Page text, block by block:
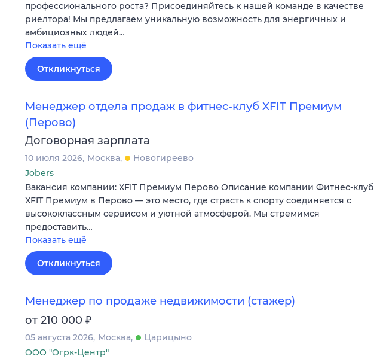
профессионального роста? Присоединяйтесь к нашей команде в качестве
риелтора! Мы предлагаем уникальную возможность для энергичных и
амбициозных людей…
Показать ещё
Откликнуться
Менеджер отдела продаж в фитнес-клуб XFIT Премиум
(Перово)
Договорная зарплата
10 июля 2026 Москва
Новогиреево
Jobers
Вакансия компании: XFIT Премиум Перово Описание компании Фитнес-клуб
XFIT Премиум в Перово — это место, где страсть к спорту соединяется с
высококлассным сервисом и уютной атмосферой. Мы стремимся
предоставить…
Показать ещё
Откликнуться
Менеджер по продаже недвижимости (стажер)
от 210 000 ₽
05 августа 2026 Москва
Царицыно
ООО "Огрк-Центр"